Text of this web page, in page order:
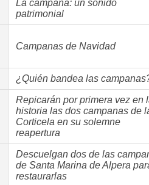
La campana: un sonido
patrimonial
Campanas de Navidad
¿Quién bandea las
Repicarán por primera vez en
historia las dos campanas de
Corticela en su solemne
reapertura
Descuelgan dos de las
de Santa Marina de Alpera
restaurarlas